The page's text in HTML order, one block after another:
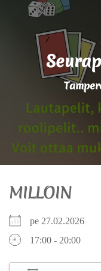
MILLOIN
pe 27.02.2026
17:00 - 20:00